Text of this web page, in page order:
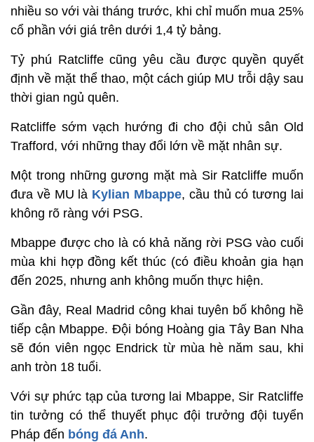
nhiều so với vài tháng trước, khi chỉ muốn mua 25%
cổ phần với giá trên dưới 1,4 tỷ bảng.
Tỷ phú Ratcliffe cũng yêu cầu được quyền quyết
định về mặt thể thao, một cách giúp MU trỗi dậy sau
thời gian ngủ quên.
Ratcliffe sớm vạch hướng đi cho đội chủ sân Old
Trafford, với những thay đổi lớn về mặt nhân sự.
Một trong những gương mặt mà Sir Ratcliffe muốn
đưa về MU là Kylian Mbappe, cầu thủ có tương lai
không rõ ràng với PSG.
Mbappe được cho là có khả năng rời PSG vào cuối
mùa khi hợp đồng kết thúc (có điều khoản gia hạn
đến 2025, nhưng anh không muốn thực hiện.
Gần đây, Real Madrid công khai tuyên bố không hề
tiếp cận Mbappe. Đội bóng Hoàng gia Tây Ban Nha
sẽ đón viên ngọc Endrick từ mùa hè năm sau, khi
anh tròn 18 tuổi.
Với sự phức tạp của tương lai Mbappe, Sir Ratcliffe
tin tưởng có thể thuyết phục đội trưởng đội tuyển
Pháp đến bóng đá Anh.